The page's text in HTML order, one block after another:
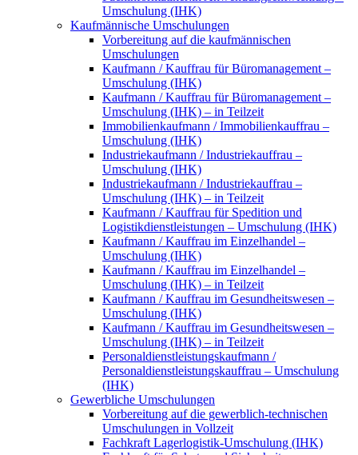
Umschulung (IHK)
Kaufmännische Umschulungen
Vorbereitung auf die kaufmännischen
Umschulungen
Kaufmann / Kauffrau für Büromanagement –
Umschulung (IHK)
Kaufmann / Kauffrau für Büromanagement –
Umschulung (IHK) – in Teilzeit
Immobilienkaufmann / Immobilienkauffrau –
Umschulung (IHK)
Industriekaufmann / Industriekauffrau –
Umschulung (IHK)
Industriekaufmann / Industriekauffrau –
Umschulung (IHK) – in Teilzeit
Kaufmann / Kauffrau für Spedition und
Logistikdienstleistungen – Umschulung (IHK)
Kaufmann / Kauffrau im Einzelhandel –
Umschulung (IHK)
Kaufmann / Kauffrau im Einzelhandel –
Umschulung (IHK) – in Teilzeit
Kaufmann / Kauffrau im Gesundheitswesen –
Umschulung (IHK)
Kaufmann / Kauffrau im Gesundheitswesen –
Umschulung (IHK) – in Teilzeit
Personaldienstleistungskaufmann /
Personaldienstleistungskauffrau – Umschulung
(IHK)
Gewerbliche Umschulungen
Vorbereitung auf die gewerblich-technischen
Umschulungen in Vollzeit
Fachkraft Lagerlogistik-Umschulung (IHK)